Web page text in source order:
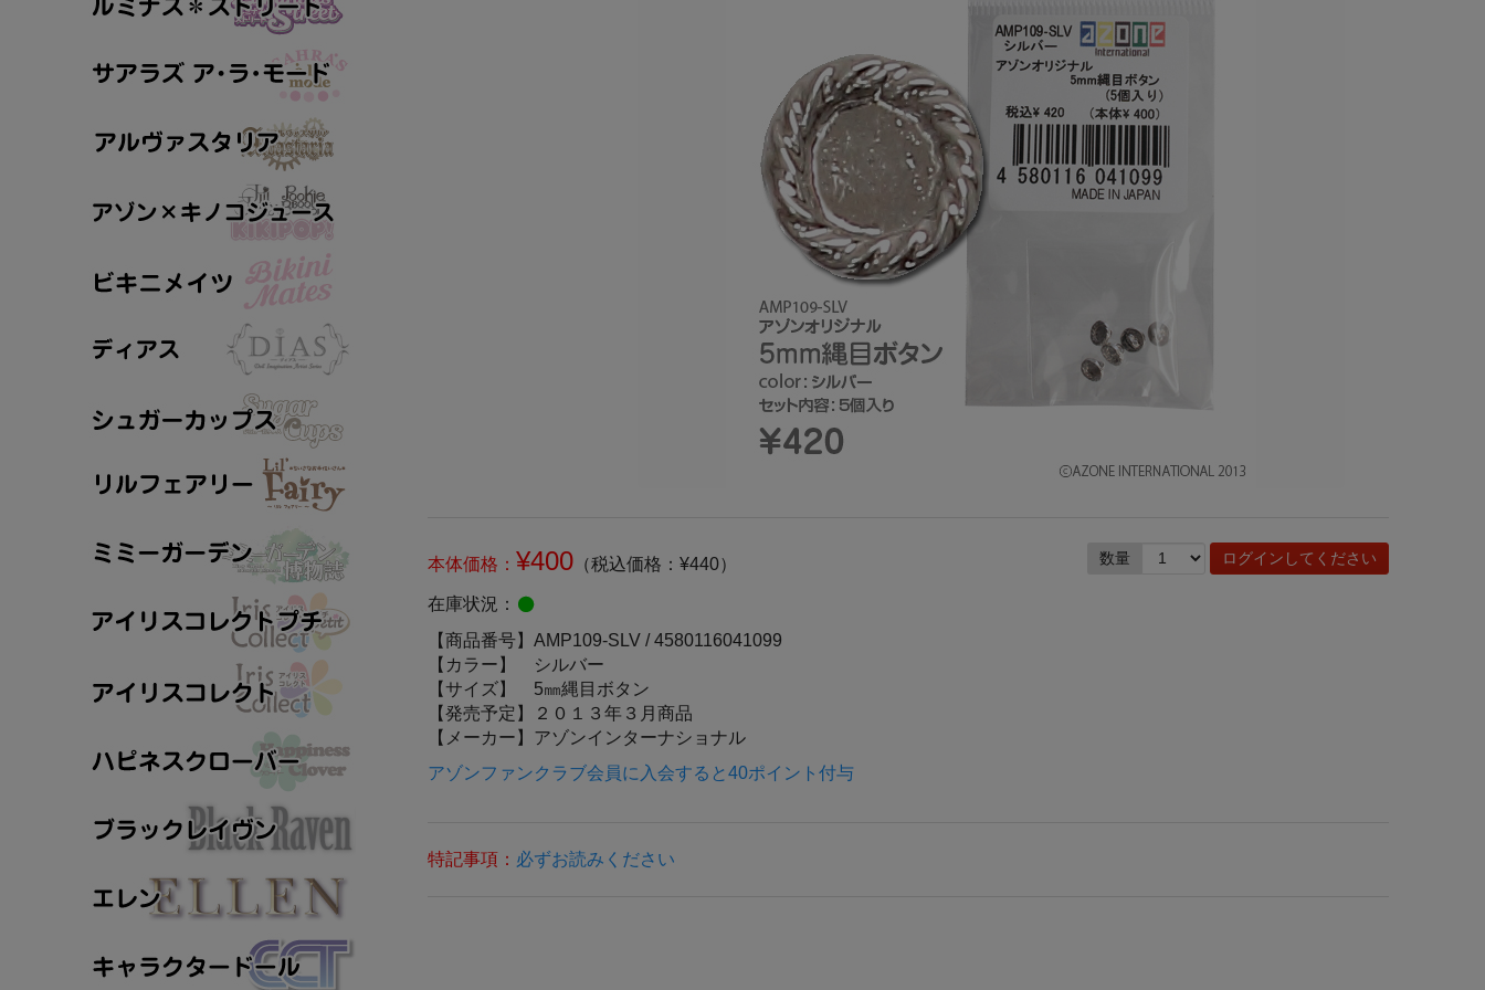
本体価格： ¥400 （税込価格：¥440）
在庫状況：
数量 ログインしてください
【商品番号】 AMP109-SLV /4580116041099
【カラー】
シルバー
【サイズ】
5㎜縄目ボタン
【発売予定】
２０１３年３月商品
【メーカー】 アゾンインターナショナル
アゾンファンクラブ会員に入会すると40ポイント付与
特記事項： 必ずお読みください